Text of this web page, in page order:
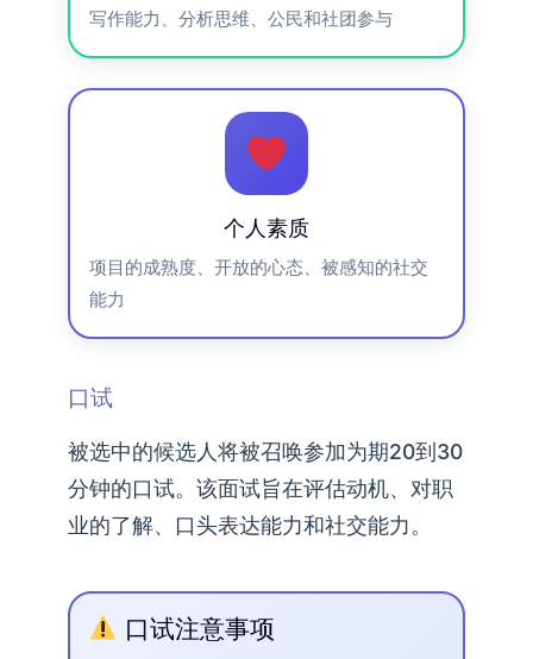
写作能力、分析思维、公民和社团参与
个人素质
项目的成熟度、开放的心态、被感知的社交
能力
口试
被选中的候选人将被召唤参加为期20到30
分钟的口试。该面试旨在评估动机、对职
业的了解、口头表达能力和社交能力。
口试注意事项